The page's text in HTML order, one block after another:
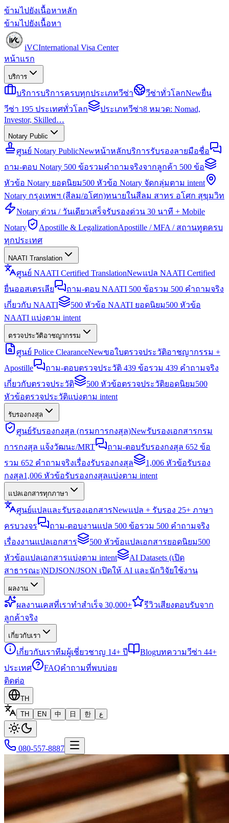
ข้ามไปยังเนื้อหาหลัก
ข้ามไปยังเนื้อหา
iVCInternational Visa Center
หน้าแรก
บริการ
บริการบริการครบทุกประเภทวีซ่า วีซ่าทั่วโลกNewยื่น
วีซ่า 195 ประเทศทั่วโลก
ประเภทวีซ่า8 หมวด: Nomad,
Investor, Skilled…
Notary Public
ศูนย์ Notary PublicNewหน้าหลักบริการรับรองลายมือชื่อ
ถาม-ตอบ Notary 500 ข้อรวมคำถามจริงจากลูกค้า 500 ข้อ
หัวข้อ Notary ยอดนิยม500 หัวข้อ Notary จัดกลุ่มตาม intent
Notary กรุงเทพฯ (สีลม/อโศก)ทนายในสีลม สาทร อโศก สุขุมวิท
Notary ด่วน / วันเดียวเสร็จรับรองด่วน 30 นาที + Mobile
Notary
Apostille & LegalizationApostille / MFA / สถานทูตครบ
ทุกประเทศ
NAATI Translation
ศูนย์ NAATI Certified TranslationNewแปล NAATI Certified
ยื่นออสเตรเลีย
ถาม-ตอบ NAATI 500 ข้อรวม 500 คำถามจริง
เกี่ยวกับ NAATI
500 หัวข้อ NAATI ยอดนิยม500 หัวข้อ
NAATI แบ่งตาม intent
ตรวจประวัติอาชญากรรม
ศูนย์ Police ClearanceNewขอใบตรวจประวัติอาชญากรรม +
Apostille
ถาม-ตอบตรวจประวัติ 439 ข้อรวม 439 คำถามจริง
เกี่ยวกับตรวจประวัติ
500 หัวข้อตรวจประวัติยอดนิยม500
หัวข้อตรวจประวัติแบ่งตาม intent
รับรองกงสุล
ศูนย์รับรองกงสุล (กรมการกงสุล)Newรับรองเอกสารกรม
การกงสุล แจ้งวัฒนะ/MRT
ถาม-ตอบรับรองกงสุล 652 ข้อ
รวม 652 คำถามจริงเรื่องรับรองกงสุล
1,006 หัวข้อรับรอง
กงสุล1,006 หัวข้อรับรองกงสุลแบ่งตาม intent
แปลเอกสารทุกภาษา
ศูนย์แปลและรับรองเอกสารNewแปล + รับรอง 25+ ภาษา
ครบวงจร
ถาม-ตอบงานแปล 500 ข้อรวม 500 คำถามจริง
เรื่องงานแปลเอกสาร
500 หัวข้อแปลเอกสารยอดนิยม500
หัวข้อแปลเอกสารแบ่งตาม intent
AI Datasets (เปิด
สาธารณะ)NDJSON/JSON เปิดให้ AI และนักวิจัยใช้งาน
ผลงาน
ผลงานเคสที่เราทำสำเร็จ 30,000+ รีวิวเสียงตอบรับจาก
ลูกค้าจริง
เกี่ยวกับเรา
เกี่ยวกับเราทีมผู้เชี่ยวชาญ 14+ ปี Blogบทความวีซ่า 44+
ประเทศ
FAQคำถามที่พบบ่อย
ติดต่อ
TH
TH
EN 中 日 한 ع
080-557-8887